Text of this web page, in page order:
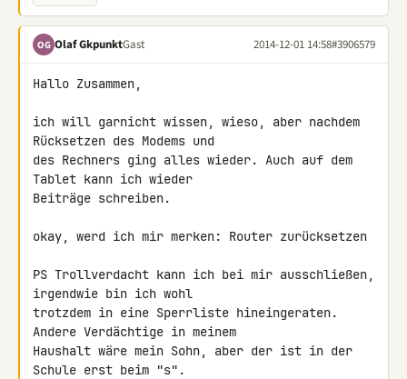
OG Olaf GkpunktGast 2014-12-01 14:58#3906579
Hallo Zusammen,
ich will garnicht wissen, wieso, aber nachdem
Rücksetzen des Modems und
des Rechners ging alles wieder. Auch auf dem
Tablet kann ich wieder
Beiträge schreiben.
okay, werd ich mir merken: Router zurücksetzen
PS Trollverdacht kann ich bei mir ausschließen,
irgendwie bin ich wohl
trotzdem in eine Sperrliste hineingeraten.
Andere Verdächtige in meinem
Haushalt wäre mein Sohn, aber der ist in der
Schule erst beim "s".